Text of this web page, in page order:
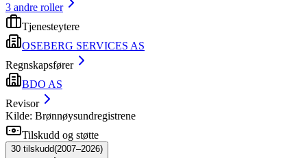
3 andre roller
Tjenesteytere
OSEBERG SERVICES AS
Regnskapsfører
BDO AS
Revisor
Kilde: Brønnøysundregistrene
Tilskudd og støtte
30 tilskudd(2007–2026)